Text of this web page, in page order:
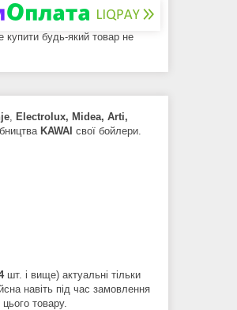
купити будь-який товар не
Electrolux, Midea, Arti,
KAWAI свої бойлери.
шт. і вище) актуальні тільки
навіть під час замовлення
товару.